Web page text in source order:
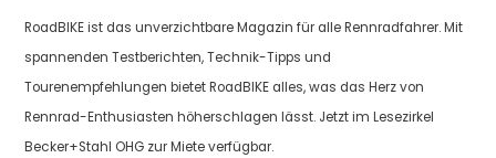
RoadBIKE ist das unverzichtbare Magazin für alle Rennradfahrer. Mit
spannenden Testberichten, Technik-Tipps und
Tourenempfehlungen bietet RoadBIKE alles, was das Herz von
Rennrad-Enthusiasten höherschlagen lässt. Jetzt im Lesezirkel
Becker+Stahl OHG zur Miete verfügbar.